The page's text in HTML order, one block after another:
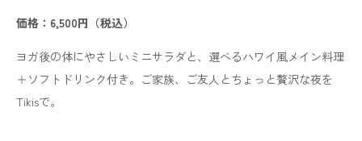
価格：6,500円（税込）
ヨガ後の体にやさしいミニサラダと、選べるハワイ風メイン料理
＋ソフトドリンク付き。ご家族、ご友人とちょっと贅沢な夜を
Tikisで。